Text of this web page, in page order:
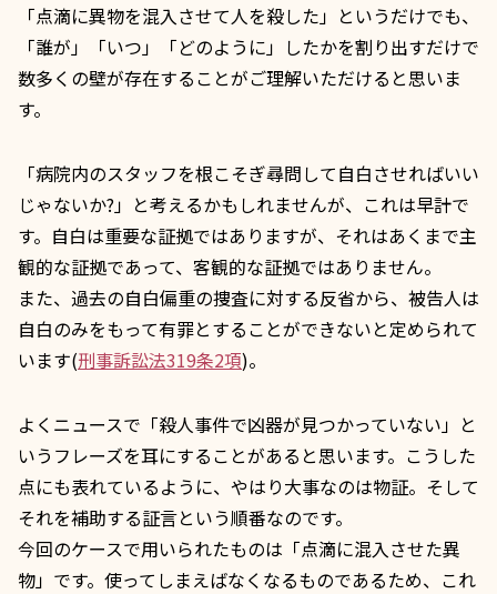
「点滴に異物を混入させて人を殺した」というだけでも、
「誰が」「いつ」「どのように」したかを割り出すだけで
数多くの壁が存在することがご理解いただけると思いま
す。
「病院内のスタッフを根こそぎ尋問して自白させればいい
じゃないか?」と考えるかもしれませんが、これは早計で
す。自白は重要な証拠ではありますが、それはあくまで主
観的な証拠であって、客観的な証拠ではありません。
また、過去の自白偏重の捜査に対する反省から、被告人は
自白のみをもって有罪とすることができないと定められて
います(刑事訴訟法319条2項)。
よくニュースで「殺人事件で凶器が見つかっていない」と
いうフレーズを耳にすることがあると思います。こうした
点にも表れているように、やはり大事なのは物証。そして
それを補助する証言という順番なのです。
今回のケースで用いられたものは「点滴に混入させた異
物」です。使ってしまえばなくなるものであるため、これ